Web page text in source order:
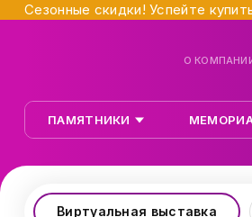
Сезонные скидки! Успейте
О
ПАМЯТНИКИ
Виртуальная выставка